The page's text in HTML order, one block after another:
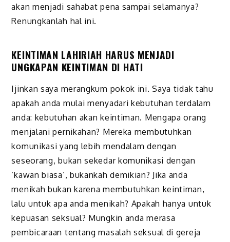
akan menjadi sahabat pena sampai selamanya?
Renungkanlah hal ini.
KEINTIMAN LAHIRIAH HARUS MENJADI
UNGKAPAN KEINTIMAN DI HATI
Ijinkan saya merangkum pokok ini. Saya tidak tahu
apakah anda mulai menyadari kebutuhan terdalam
anda: kebutuhan akan keintiman. Mengapa orang
menjalani pernikahan? Mereka membutuhkan
komunikasi yang lebih mendalam dengan
seseorang, bukan sekedar komunikasi dengan
‘kawan biasa’, bukankah demikian? Jika anda
menikah bukan karena membutuhkan keintiman,
lalu untuk apa anda menikah? Apakah hanya untuk
kepuasan seksual? Mungkin anda merasa
pembicaraan tentang masalah seksual di gereja